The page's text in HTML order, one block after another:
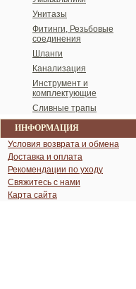
Унитазы
Фитинги, Резьбовые
соединения
Шланги
Канализация
Инструмент и
комплектующие
Cливные трапы
ИНФОРМАЦИЯ
Условия возврата и обмена
Доставка и оплата
Рекомендации по уходу
Свяжитесь с нами
Карта сайта